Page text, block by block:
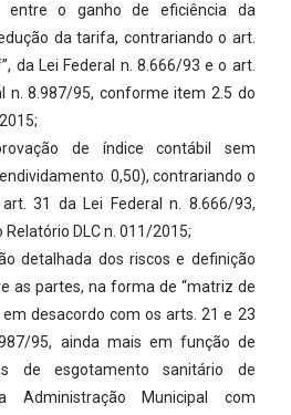
entre o ganho de eficiência da
da tarifa, contrariando o art.
da Lei Federal n. 8.666/93 e o art.
n. 8.987/95, conforme item 2.5 do
de índice contábil sem
0,50), contrariando o
31 da Lei Federal n. 8.666/93,
DLC n. 011/2015;
detalhada dos riscos e definição
as partes, na forma de “matriz de
em desacordo com os arts. 21 e 23
95, ainda mais em função de
de esgotamento sanitário de
Administração Municipal com